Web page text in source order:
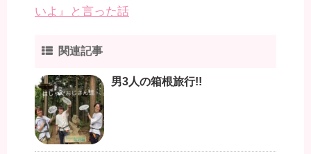
いよ』と言った話
関連記事
男3人の箱根旅行!!